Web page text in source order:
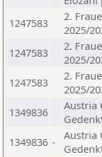
1247583
2.
2025/
1247583
2.
2025/
1247583
2.
2025/
1349836
Austria
1349836 -
Austria